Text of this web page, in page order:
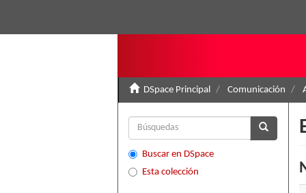
DSpace Principal Comunicación
Buscar en DSpace
Esta colección